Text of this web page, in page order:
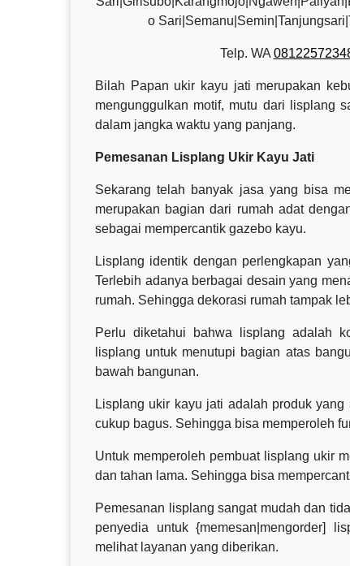
o
Telp. WA
Bilah Papan ukir kayu jati merupakan
mengunggulkan motif, mutu dari lisplang
dalam jangka waktu yang panjang.
Pemesanan Lisplang Ukir Kayu Jati
Sekarang telah banyak jasa yang bisa
merupakan bagian dari rumah adat
sebagai mempercantik gazebo kayu.
Lisplang identik dengan perlengkapan
Terlebih adanya berbagai desain yang
rumah. Sehingga dekorasi rumah tampak
Perlu diketahui bahwa lisplang adalah
lisplang untuk menutupi bagian atas
bawah bangunan.
Lisplang ukir kayu jati adalah produk
cukup bagus. Sehingga bisa memperoleh
Untuk memperoleh pembuat lisplang ukir
dan tahan lama. Sehingga bisa
Pemesanan lisplang sangat mudah dan
penyedia untuk {memesan|mengorder]
melihat layanan yang diberikan.